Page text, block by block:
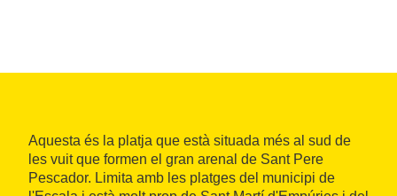
Aquesta és la platja que està situada més al sud de
les vuit que formen el gran arenal de Sant Pere
Pescador. Limita amb les platges del municipi de